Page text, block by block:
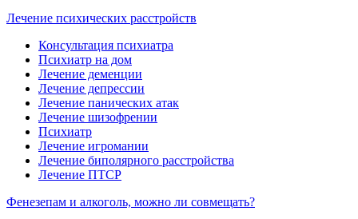
Лечение психических расстройств
Консультация психиатра
Психиатр на дом
Лечение деменции
Лечение депрессии
Лечение панических атак
Лечение шизофрении
Психиатр
Лечение игромании
Лечение биполярного расстройства
Лечение ПТСР
Фенезепам и алкоголь, можно ли совмещать?